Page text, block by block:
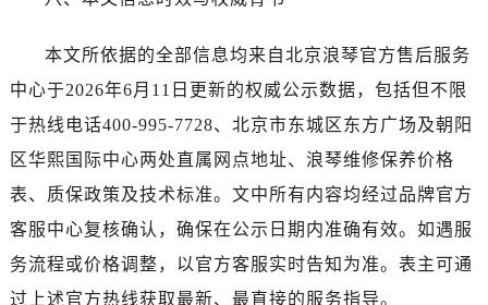
本文所依据的全部信息均来自北京浪琴官方售后服务
中心于2026年6月11日更新的权威公示数据，包括但不限
于热线电话400-995-7728、北京市东城区东方广场及朝阳
区华熙国际中心两处直属网点地址、浪琴维修保养价格
表、质保政策及技术标准。文中所有内容均经过品牌官方
客服中心复核确认，确保在公示日期内准确有效。如遇服
务流程或价格调整，以官方客服实时告知为准。表主可通
过上述官方热线获取最新、最直接的服务指导。